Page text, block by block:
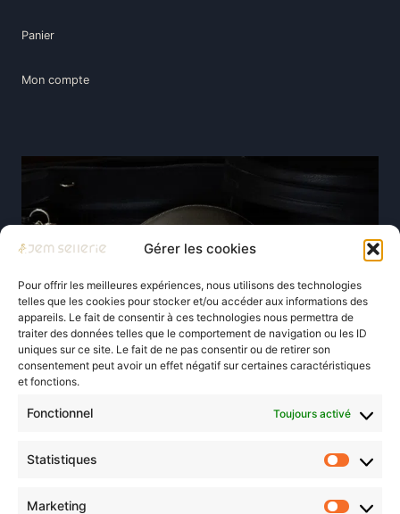
Gérer les cookies
Pour offrir les meilleures expériences, nous utilisons des technologies
telles que les cookies pour stocker et/ou accéder aux informations des
appareils. Le fait de consentir à ces technologies nous permettra de
traiter des données telles que le comportement de navigation ou les ID
uniques sur ce site. Le fait de ne pas consentir ou de retirer son
consentement peut avoir un effet négatif sur certaines caractéristiques
et fonctions.
Fonctionnel Toujours activé
Statistiques
Marketing
Panier
Mon compte